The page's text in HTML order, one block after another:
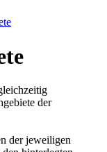
der
der jeweiligen